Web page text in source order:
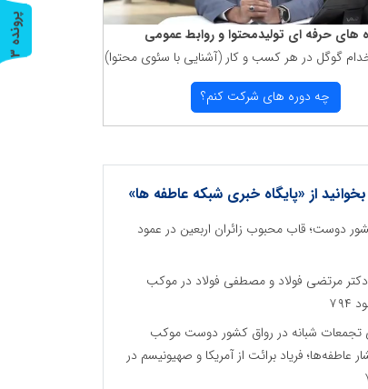
های حرفه ای تولیدمحتوا و روابط عمومی
گوگل در هر كسب و كار (آشنایی با سئوی محتوا)
چه دوره های شركت كنم؟
از «پایگاه خبری شبکه عاطفه ها»
دوست؛ قاب محبوب زائران اربعین در عمود
مرتضی فولاد و مصطفی فولاد در موکب
تجمعات شبانه در رواق کشور دوست موکب
عاطفه‌ها؛ فریاد برائت از آمریکا و صهیونیسم در
پ
ر
و
ن
د
ه
3